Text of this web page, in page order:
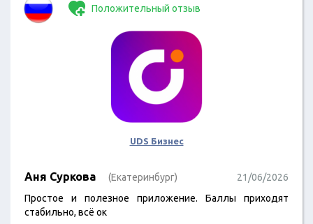
Положительный отзыв
UDS Бизнес
Аня Суркова (Екатеринбург)
21/06/2026
Простое и полезное приложение. Баллы приходят
стабильно, всё ок